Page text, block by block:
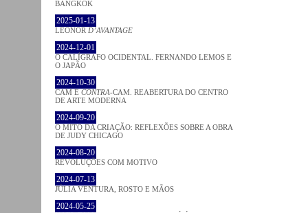
BANGKOK
2025-01-13
LEONOR D’AVANTAGE
2024-12-01
O CALÍGRAFO OCIDENTAL. FERNANDO LEMOS E
O JAPÃO
2024-10-30
CAM E CONTRA-CAM. REABERTURA DO CENTRO
DE ARTE MODERNA
2024-09-20
O MITO DA CRIAÇÃO: REFLEXÕES SOBRE A OBRA
DE JUDY CHICAGO
2024-08-20
REVOLUÇÕES COM MOTIVO
2024-07-13
JÚLIA VENTURA, ROSTO E MÃOS
2024-05-25